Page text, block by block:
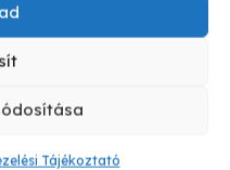
Tájékoztató